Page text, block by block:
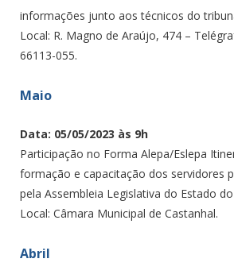
informações junto aos técnicos do
Local: R. Magno de Araújo, 474 –
66113-055.
Maio
Data: 05/05/2023 às 9h
Participação no Forma Alepa/Eslepa
formação e capacitação dos servidores
pela Assembleia Legislativa do Estado
Local: Câmara Municipal de Castanhal.
Abril